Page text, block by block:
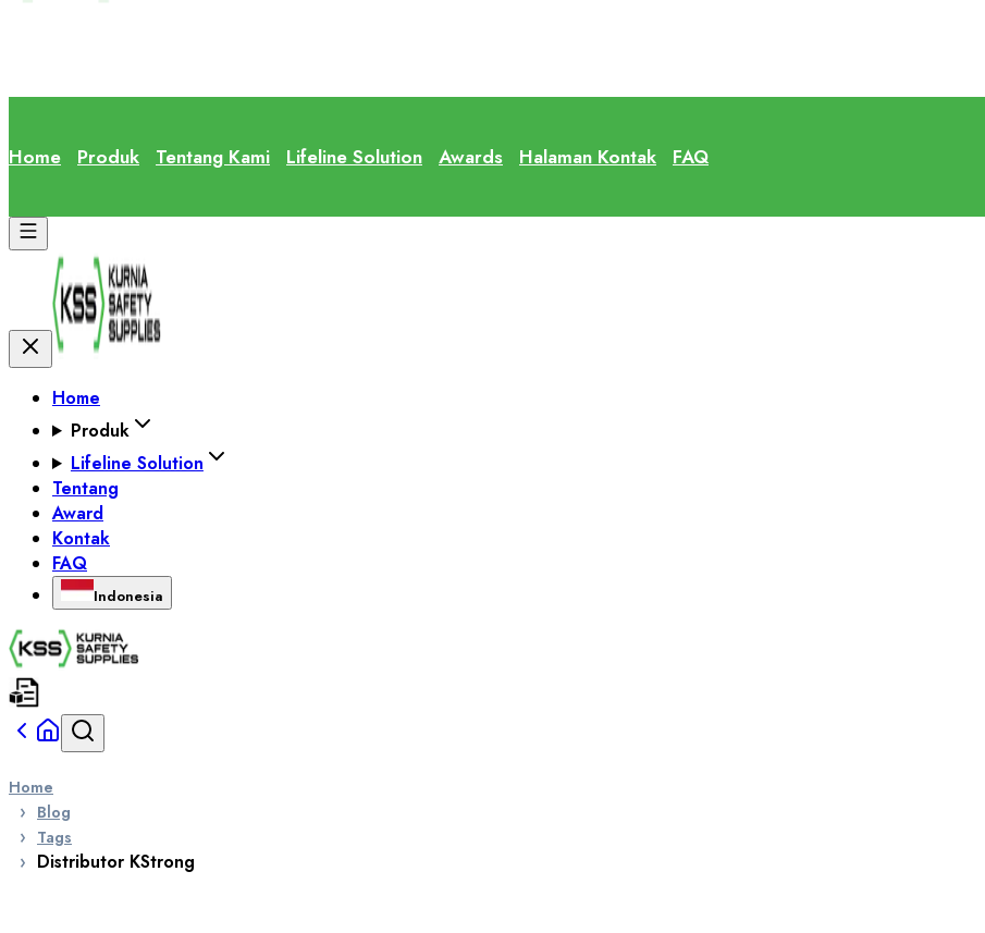
Home Produk Tentang Kami Lifeline Solution Awards Halaman Kontak FAQ
Home
Produk
Lifeline Solution
Tentang
Award
Kontak
FAQ
Indonesia
Home
Blog
Tags
Distributor KStrong